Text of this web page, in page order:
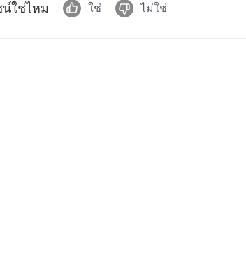
ใช่ไหม ใช่ ไม่ใช่